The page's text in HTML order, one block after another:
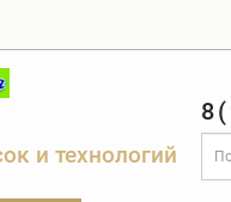
и технологий